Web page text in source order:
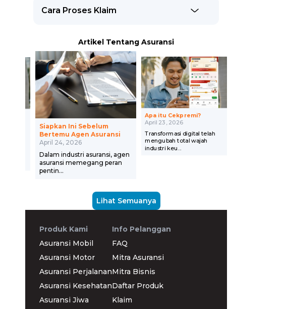
Cara Proses Klaim
Artikel Tentang Asuransi
Siapkan Ini Sebelum
Bertemu Agen Asuransi
April 24, 2026
Dalam industri asuransi, agen
asuransi memegang peran
pentin...
Apa itu Cekpremi?
April 23, 2026
Transformasi digital telah
mengubah total wajah
industri keu...
Lihat Semuanya
Produk Kami
Asuransi Mobil
Asuransi Motor
Asuransi Perjalanan
Asuransi Kesehatan
Asuransi Jiwa
Info Pelanggan
FAQ
Mitra Asuransi
Mitra Bisnis
Daftar Produk
Klaim